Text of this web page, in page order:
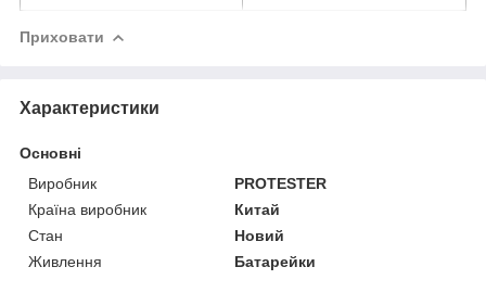
Приховати
Характеристики
Основні
Виробник
PROTESTER
Країна виробник
Китай
Стан
Новий
Живлення
Батарейки